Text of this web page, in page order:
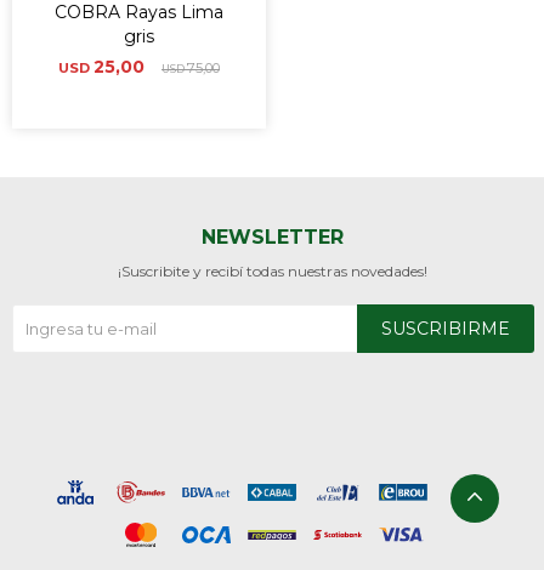
COBRA Rayas Lima
gris
USD 25,00 USD75,00
NEWSLETTER
¡Suscribite y recibí todas nuestras novedades!
SUSCRIBIRME